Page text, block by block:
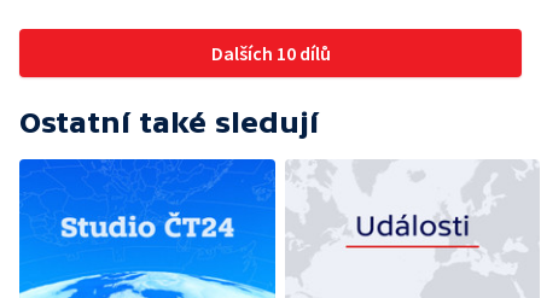
Dalších 10 dílů
Ostatní také sledují